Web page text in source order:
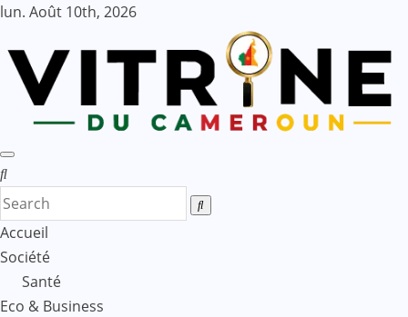
Skip
content
lun. Août 10th, 2026
Accueil
Société
Santé
Eco & Business